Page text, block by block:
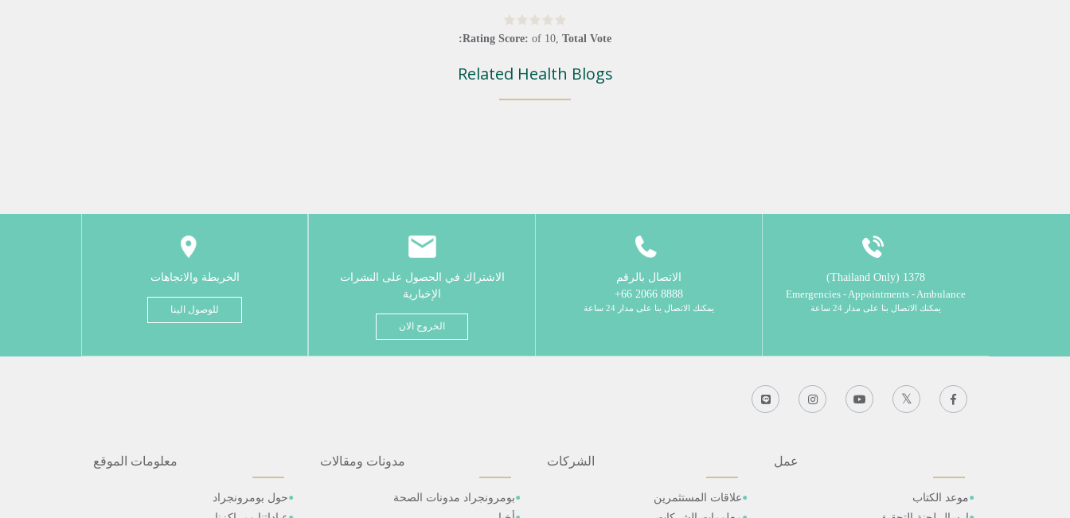
Rating Score: of 10 Total Vote:
Related Health Blogs
1378 (Thailand Only)
Emergencies - Appointments - Ambulance
يمكنك الاتصال بنا على مدار 24 ساعة
الاتصال بالرقم
8888 2066 66+
يمكنك الاتصال بنا على مدار 24 ساعة
الاشتراك في الحصول على النشرات
الإخبارية
الخروج الان
الخريطة والاتجاهات
للوصول الينا
عمل
موعد الكتاب
الشركات
علاقات المستثمرين
مدونات ومقالات
بومرونجراد مدونات الصحة
معلومات الموقع
حول بومرونجراد